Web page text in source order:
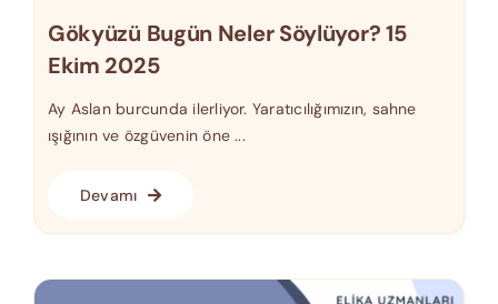
Gökyüzü Bugün Neler Söylüyor? 15
Ekim 2025
Ay Aslan burcunda ilerliyor. Yaratıcılığımızın, sahne
ışığının ve özgüvenin öne ...
Devamı